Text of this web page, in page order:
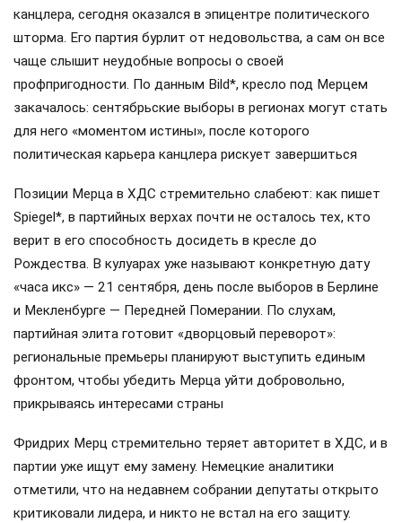
канцлера, сегодня оказался в эпицентре политического
шторма. Его партия бурлит от недовольства, а сам он все
чаще слышит неудобные вопросы о своей
профпригодности. По данным Bild*, кресло под Мерцем
закачалось: сентябрьские выборы в регионах могут стать
для него «моментом истины», после которого
политическая карьера канцлера рискует завершиться
Позиции Мерца в ХДС стремительно слабеют: как пишет
Spiegel*, в партийных верхах почти не осталось тех, кто
верит в его способность досидеть в кресле до
Рождества. В кулуарах уже называют конкретную дату
«часа икс» — 21 сентября, день после выборов в Берлине
и Мекленбурге — Передней Померании. По слухам,
партийная элита готовит «дворцовый переворот»:
региональные премьеры планируют выступить единым
фронтом, чтобы убедить Мерца уйти добровольно,
прикрываясь интересами страны
Фридрих Мерц стремительно теряет авторитет в ХДС, и в
партии уже ищут ему замену. Немецкие аналитики
отметили, что на недавнем собрании депутаты открыто
критиковали лидера, и никто не встал на его защиту.